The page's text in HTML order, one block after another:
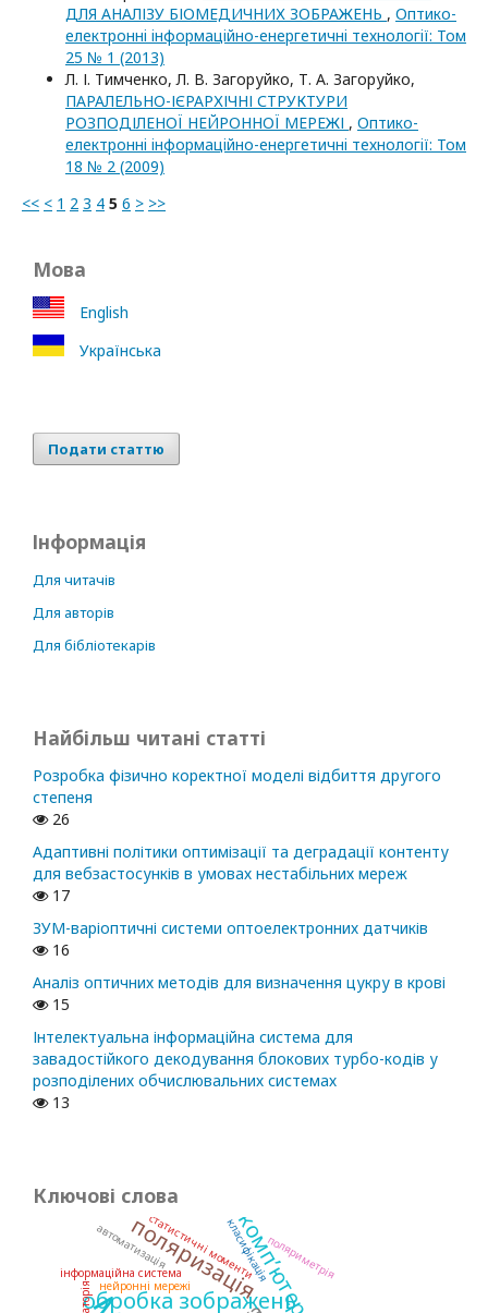
ДЛЯ АНАЛІЗУ БІОМЕДИЧНИХ ЗОБРАЖЕНЬ , Оптико-
електроннi iнформацiйно-енергетичнi технологiї: Том
25 № 1 (2013)
Л. І. Тимченко, Л. В. Загоруйко, Т. А. Загоруйко,
ПАРАЛЕЛЬНО-ІЄРАРХІЧНІ СТРУКТУРИ
РОЗПОДІЛЕНОЇ НЕЙРОННОЇ МЕРЕЖІ , Оптико-
електроннi iнформацiйно-енергетичнi технологiї: Том
18 № 2 (2009)
<< < 1 2 3 4 5 6 > >>
Мова
English
Українська
Подати статтю
Інформація
Для читачів
Для авторів
Для бібліотекарів
Найбільш читані статті
Розробка фізично коректної моделі відбиття другого
степеня
26
Адаптивні політики оптимізації та деградації контенту
для вебзастосунків в умовах нестабільних мереж
17
ЗУМ-варіоптичні системи оптоелектронних датчиків
16
Аналіз оптичних методів для визначення цукру в крові
15
Інтелектуальна інформаційна система для
завадостійкого декодування блокових турбо-кодів у
розподілених обчислювальних системах
13
Ключові слова
обробка зображень
поляризація
інформаційна системастатистичні моменти
класифікація
нейронні мережі
автоматизація поляриметрія